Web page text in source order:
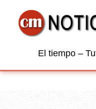
El tiempo –